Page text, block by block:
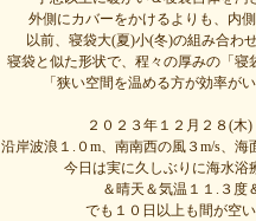
外側にカバーをかけるよりも、内
以前、寝袋大(夏)小(冬)の組み合わ
寝袋と似た形状で、程々の厚みの「
「狭い空間を温める方が効率が
２０２３年１２月２８(木
沿岸波浪１.０m、南南西の風３m/s、
今日は実に久しぶりに海水浴
＆晴天＆気温１１.３度
でも１０日以上も間が空